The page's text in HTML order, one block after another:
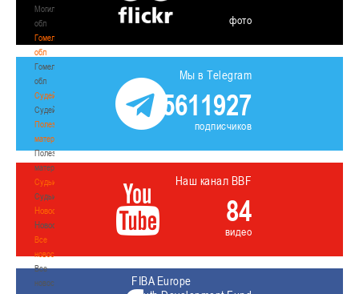
Могилевская
обл
Гомельская
обл
Гомельская
обл
Судейство
Судейство
Полезные
материалы
Полезные
материалы
Судьи
Судьи
Новости
Новости
Все
новости
Все
новости
фото
Мы в Telegram
5611927
подписчиков
Наш канал BBF
84
видео
FIBA Europe